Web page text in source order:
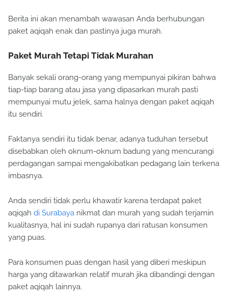
Berita ini akan menambah wawasan Anda berhubungan
paket aqiqah enak dan pastinya juga murah.
Paket Murah Tetapi Tidak Murahan
Banyak sekali orang-orang yang mempunyai pikiran bahwa
tiap-tiap barang atau jasa yang dipasarkan murah pasti
mempunyai mutu jelek, sama halnya dengan paket aqiqah
itu sendiri.
Faktanya sendiri itu tidak benar, adanya tuduhan tersebut
disebabkan oleh oknum-oknum badung yang mencurangi
perdagangan sampai mengakibatkan pedagang lain terkena
imbasnya.
Anda sendiri tidak perlu khawatir karena terdapat paket
aqiqah di Surabaya nikmat dan murah yang sudah terjamin
kualitasnya, hal ini sudah rupanya dari ratusan konsumen
yang puas.
Para konsumen puas dengan hasil yang diberi meskipun
harga yang ditawarkan relatif murah jika dibandingi dengan
paket aqiqah lainnya.